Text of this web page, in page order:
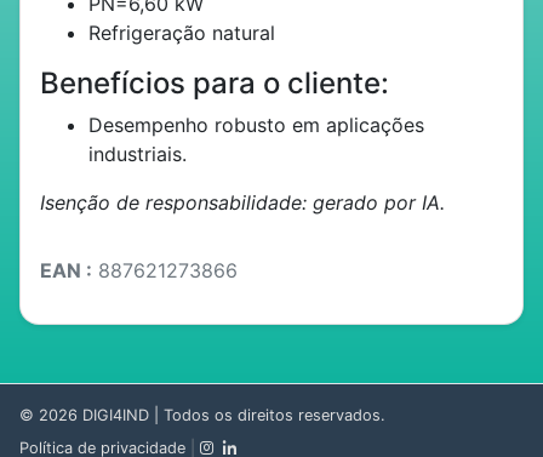
Refrigeração natural
Benefícios para o cliente:
Desempenho robusto em aplicações
industriais.
Isenção de responsabilidade: gerado por IA.
EAN : 887621273866
© 2026 DIGI4IND | Todos os direitos reservados.
Política de privacidade